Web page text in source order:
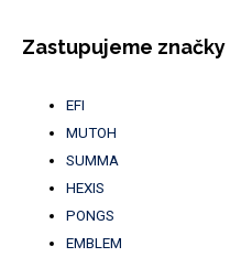
Zastupujeme značky
EFI
MUTOH
SUMMA
HEXIS
PONGS
EMBLEM